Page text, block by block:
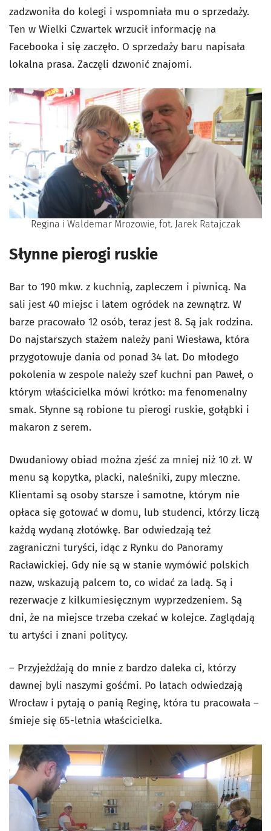
zadzwoniła do kolegi i wspomniała mu o sprzedaży.
Ten w Wielki Czwartek wrzucił informację na
Facebooka i się zaczęło. O sprzedaży baru napisała
lokalna prasa. Zaczęli dzwonić znajomi.
Regina i Waldemar Mrozowie, fot. Jarek Ratajczak
Słynne pierogi ruskie
Bar to 190 mkw. z kuchnią, zapleczem i piwnicą. Na
sali jest 40 miejsc i latem ogródek na zewnątrz. W
barze pracowało 12 osób, teraz jest 8. Są jak rodzina.
Do najstarszych stażem należy pani Wiesława, która
przygotowuje dania od ponad 34 lat. Do młodego
pokolenia w zespole należy szef kuchni pan Paweł, o
którym właścicielka mówi krótko: ma fenomenalny
smak. Słynne są robione tu pierogi ruskie, gołąbki i
makaron z serem.
Dwudaniowy obiad można zjeść za mniej niż 10 zł. W
menu są kopytka, placki, naleśniki, zupy mleczne.
Klientami są osoby starsze i samotne, którym nie
opłaca się gotować w domu, lub studenci, którzy liczą
każdą wydaną złotówkę. Bar odwiedzają też
zagraniczni turyści, idąc z Rynku do Panoramy
Racławickiej. Gdy nie są w stanie wymówić polskich
nazw, wskazują palcem to, co widać za ladą. Są i
rezerwacje z kilkumiesięcznym wyprzedzeniem. Są
dni, że na miejsce trzeba czekać w kolejce. Zaglądają
tu artyści i znani politycy.
– Przyjeżdżają do mnie z bardzo daleka ci, którzy
dawnej byli naszymi gośćmi. Po latach odwiedzają
Wrocław i pytają o panią Reginę, która tu pracowała –
śmieje się 65-letnia właścicielka.